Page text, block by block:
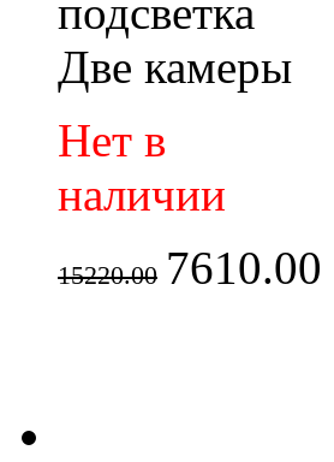
подсветка
Две камеры
Нет в
наличии
15220.00 7610.00